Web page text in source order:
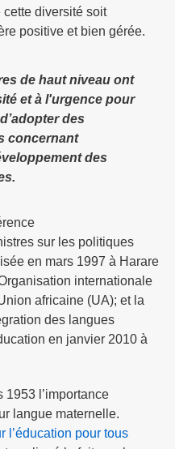
diversité soit
positive et bien gérée.
de haut niveau ont
et à l'urgence pour
des
concernant
des
sur les politiques
en mars 1997 à Harare
internationale
africaine (UA); et la
des langues
en janvier 2010 à
1953 l’importance
langue maternelle.
l’éducation pour tous